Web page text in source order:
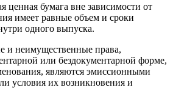
ценная бумага вне зависимости от
имеет равные объем и сроки
одного выпуска.
неимущественные права,
или бездокументарной форме,
являются эмиссионными
условия их возникновения и